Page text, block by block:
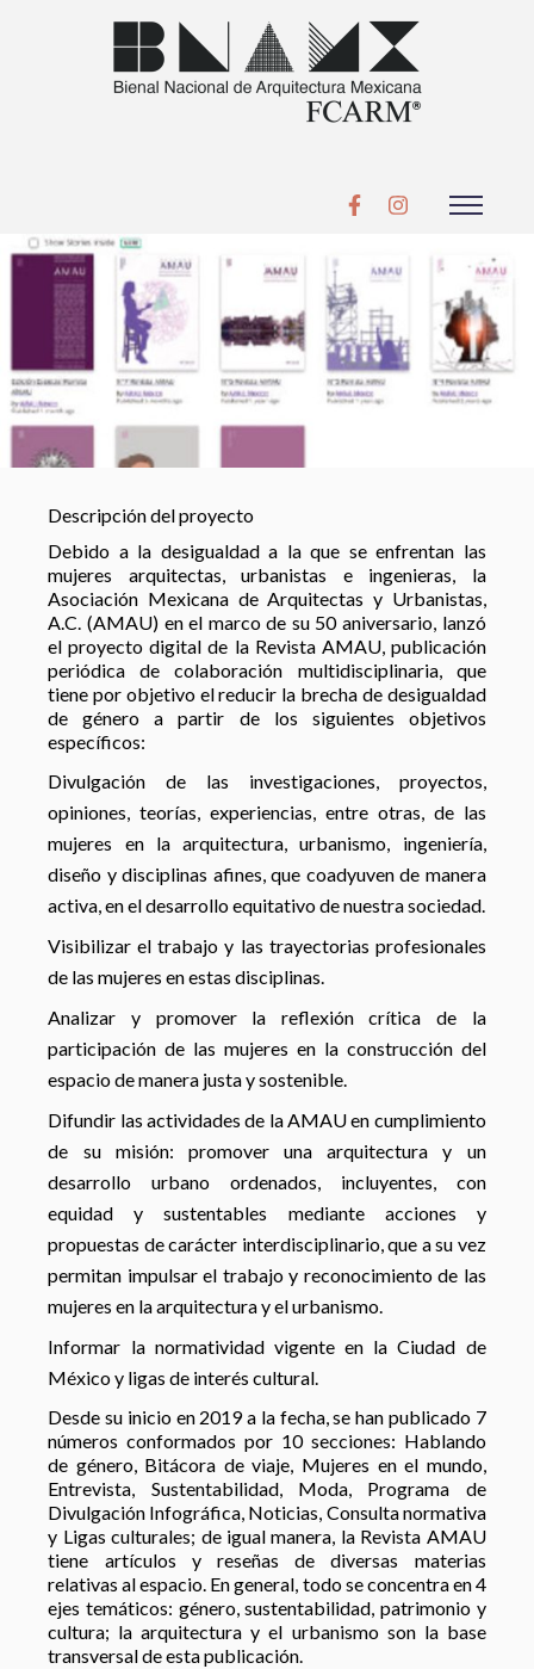
Descripción del proyecto
Debido a la desigualdad a la que se enfrentan las
mujeres arquitectas, urbanistas e ingenieras, la
Asociación Mexicana de Arquitectas y Urbanistas,
A.C. (AMAU) en el marco de su 50 aniversario, lanzó
el proyecto digital de la Revista AMAU, publicación
periódica de colaboración multidisciplinaria, que
tiene por objetivo el reducir la brecha de desigualdad
de género a partir de los siguientes objetivos
específicos:
Divulgación de las investigaciones, proyectos,
opiniones, teorías, experiencias, entre otras, de las
mujeres en la arquitectura, urbanismo, ingeniería,
diseño y disciplinas afines, que coadyuven de manera
activa, en el desarrollo equitativo de nuestra sociedad.
Visibilizar el trabajo y las trayectorias profesionales
de las mujeres en estas disciplinas.
Analizar y promover la reflexión crítica de la
participación de las mujeres en la construcción del
espacio de manera justa y sostenible.
Difundir las actividades de la AMAU en cumplimiento
de su misión: promover una arquitectura y un
desarrollo urbano ordenados, incluyentes, con
equidad y sustentables mediante acciones y
propuestas de carácter interdisciplinario, que a su vez
permitan impulsar el trabajo y reconocimiento de las
mujeres en la arquitectura y el urbanismo.
Informar la normatividad vigente en la Ciudad de
México y ligas de interés cultural.
Desde su inicio en 2019 a la fecha, se han publicado 7
números conformados por 10 secciones: Hablando
de género, Bitácora de viaje, Mujeres en el mundo,
Entrevista, Sustentabilidad, Moda, Programa de
Divulgación Infográfica, Noticias, Consulta normativa
y Ligas culturales; de igual manera, la Revista AMAU
tiene artículos y reseñas de diversas materias
relativas al espacio. En general, todo se concentra en 4
ejes temáticos: género, sustentabilidad, patrimonio y
cultura; la arquitectura y el urbanismo son la base
transversal de esta publicación.